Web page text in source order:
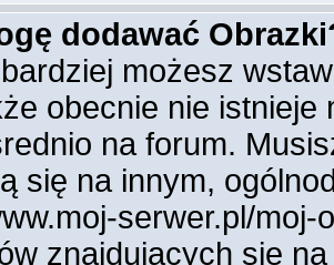
dodawać
możesz
obecnie nie istnieje
na forum.
się na innym,
serwer.pl/
znajdujących się